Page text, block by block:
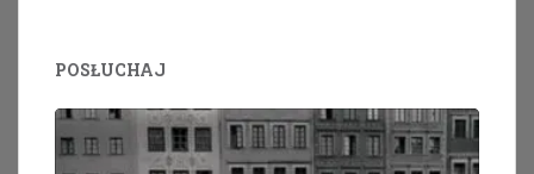
POSŁUCHAJ
Odtwarzacz
dźwiękowych